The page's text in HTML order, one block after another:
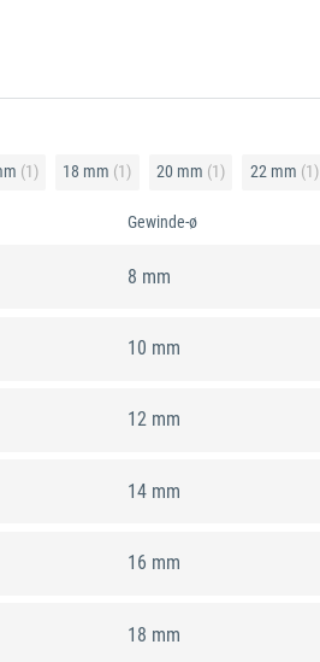
(1) 18 mm (1) 20 mm (1) 22 mm (1)
Gewinde-ø
8 mm
10 mm
12 mm
14 mm
16 mm
18 mm